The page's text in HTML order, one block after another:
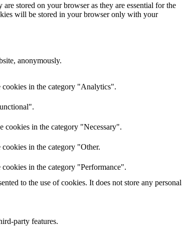
stored on your browser as they are essential for the
will be stored in your browser only with your
anonymously.
cookies in the category "Analytics".
cookies in the category "Necessary".
in the category "Other.
in the category "Performance".
to the use of cookies. It does not store any personal
party features.